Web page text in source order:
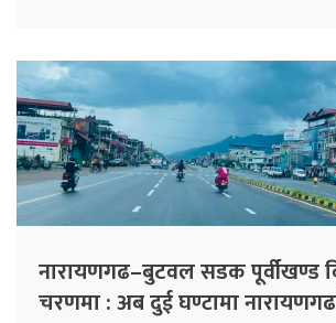
नारायणगढ–बुटवल सडक पूर्वीखण्ड
चरणमा : अब दुई घण्टामा